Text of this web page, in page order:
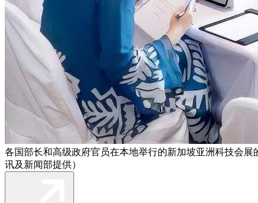
各国部长和高级政府官员在本地举行的新加坡亚洲科技会
讯及新闻部提供）